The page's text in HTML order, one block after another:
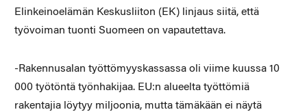
Elinkeinoelämän Keskusliiton (EK) linjaus siitä, että
työvoiman tuonti Suomeen on vapautettava.
-Rakennusalan työttömyyskassassa oli viime kuussa 10
000 työtöntä työnhakijaa. EU:n alueelta työttömiä
rakentajia löytyy miljoonia, mutta tämäkään ei näytä